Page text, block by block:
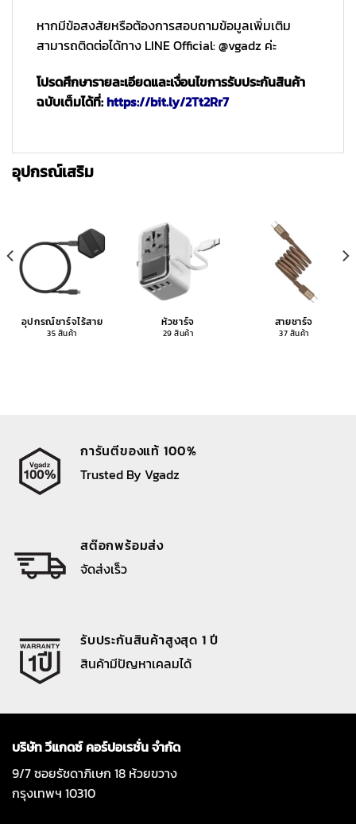
หากมีข้อสงสัยหรือต้องการสอบถามข้อมูลเพิ่มเติม
สามารถติดต่อได้ทาง LINE Official: @vgadz ค่ะ
โปรดศึกษารายละเอียดและเงื่อนไขการรับประกันสินค้า
ฉบับเต็มได้ที่:https://bit.ly/2Tt2Rr7
อุปกรณ์เสริม
อุปกรณ์ชาร์จไร้สาย
35 สินค้า
หัวชาร์จ
29 สินค้า
สายชาร์จ
37 สินค้า
การันตีของแท้ 100%
Trusted By Vgadz
สต๊อกพร้อมส่ง
จัดส่งเร็ว
รับประกันสินค้าสูงสุด 1 ปี
สินค้ามีปัญหาเคลมได้
บริษัท วีแกดซ์ คอร์ปอเรชั่น จำกัด
9/7 ซอยรัชดาภิเษก 18 ห้วยขวาง
กรุงเทพฯ 10310